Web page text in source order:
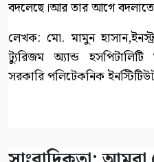
বদলেছে।আর তার আগে
লেখক: মো. মামুন
ট্যুরিজম অ্যান্ড হসপিটালিটি
সরকারি পলিটেকনিক